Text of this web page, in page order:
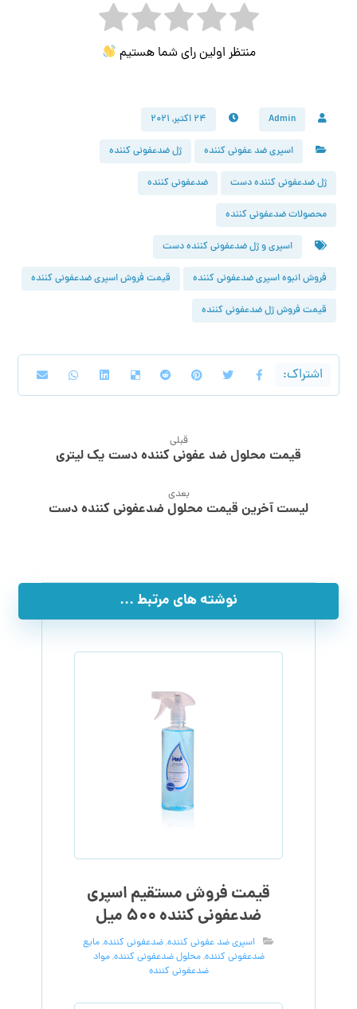
منتظر اولین رای شما هستیم
Admin ۲۴ اکتبر, ۲۰۲۱
اسپری ضد عفونی کننده ژل ضدعفونی کننده
ژل ضدعفونی کننده دست ضدعفونی کننده
محصولات ضدعفونی کننده
اسپری و ژل ضدعفونی کننده دست
فروش انبوه اسپری ضدعفونی کننده قیمت فروش اسپری ضدعفونی کننده
قیمت فروش ژل ضدعفونی کننده
قبلی
قیمت محلول ضد عفونی کننده دست یک لیتری
بعدی
لیست آخرین قیمت محلول ضدعفونی کننده دست
نوشته های مرتبط ...
قیمت فروش مستقیم اسپری
ضدعفونی کننده ۵۰۰ میل
اسپری ضد عفونی کننده,ضدعفونی کننده,مایع
ضدعفونی کننده,محلول ضدعفونی کننده,مواد
ضدعفونی کننده